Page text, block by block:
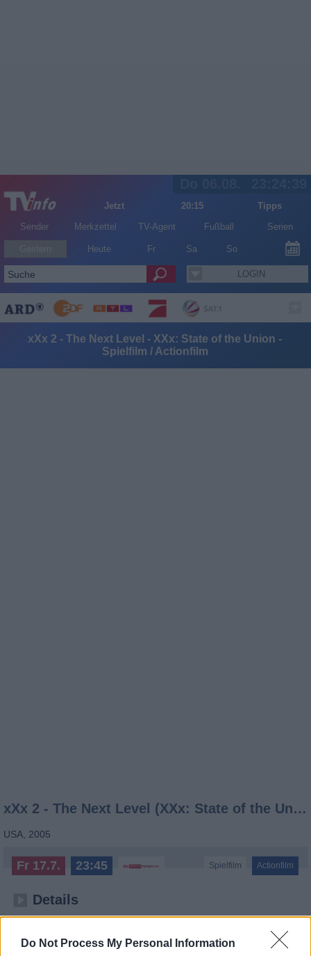
Do Not Process My Personal Information
Jetzt 20:15
Tipps
Sender
Merkzettel TV-Agent Fußball Serien
Heute Fr Sa So
LOGIN
xXx 2 - The Next Level - XXx: State of the Union -
Spielfilm / Actionfilm
xXx 2 - The Next Level (XXx: State of the Union)
USA 2005
Fr 17.7. 23:45 Spielfilm Actionfilm
Details
Präsidenten verhindern: Krachige Fortsetzung des Actionhits „xXx -
Triple X“, mit Samuel L. Jackson.